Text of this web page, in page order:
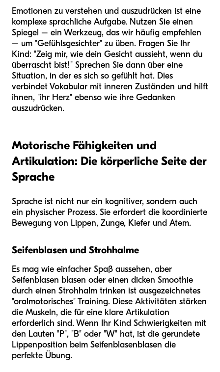
Emotionen zu verstehen und auszudrücken ist eine
komplexe sprachliche Aufgabe. Nutzen Sie einen
Spiegel – ein Werkzeug, das wir häufig empfehlen
– um "Gefühlsgesichter" zu üben. Fragen Sie Ihr
Kind: "Zeig mir, wie dein Gesicht aussieht, wenn du
überrascht bist!" Sprechen Sie dann über eine
Situation, in der es sich so gefühlt hat. Dies
verbindet Vokabular mit inneren Zuständen und hilft
ihnen, "ihr Herz" ebenso wie ihre Gedanken
auszudrücken.
Motorische Fähigkeiten und
Artikulation: Die körperliche Seite der
Sprache
Sprache ist nicht nur ein kognitiver, sondern auch
ein physischer Prozess. Sie erfordert die koordinierte
Bewegung von Lippen, Zunge, Kiefer und Atem.
Seifenblasen und Strohhalme
Es mag wie einfacher Spaß aussehen, aber
Seifenblasen blasen oder einen dicken Smoothie
durch einen Strohhalm trinken ist ausgezeichnetes
"oralmotorisches" Training. Diese Aktivitäten stärken
die Muskeln, die für eine klare Artikulation
erforderlich sind. Wenn Ihr Kind Schwierigkeiten mit
den Lauten "P", "B" oder "W" hat, ist die gerundete
Lippenposition beim Seifenblasenblasen die
perfekte Übung.